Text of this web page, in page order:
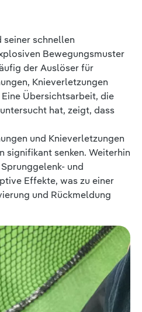
seiner schnellen
Bewegungsmuster
der Auslöser für
Knieverletzungen
Eine Übersichtsarbeit, die
hat, zeigt, dass
und Knieverletzungen
signifikant senken. Weiterhin
und
Effekte, was zu einer
und Rückmeldung